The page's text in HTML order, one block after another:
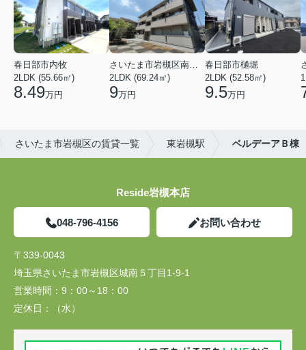
春日部市内牧
2LDK (55.66㎡)
8.49万円
2LDK (69.24㎡)
9万円
春日部市樋堀
2LDK (52.58㎡)
9.5万円
さいたま市岩槻区の賃貸一覧 東岩槻駅 ベルデーアＢ棟
Reside岩槻本店
048-796-4156 お問い合わせ
〒339-0043
埼玉県さいたま市岩槻区城南５丁目1-9-1
営業時間： 9：00～18：00
定休日：
（水）